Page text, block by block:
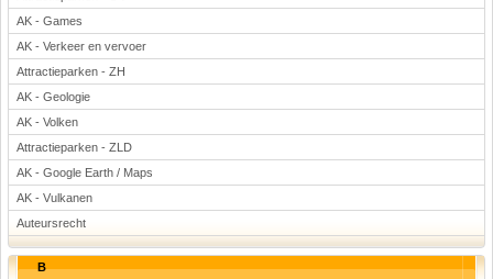
AK - Games
AK - Verkeer en vervoer
Attractieparken - ZH
AK - Geologie
AK - Volken
Attractieparken - ZLD
AK - Google Earth / Maps
AK - Vulkanen
Auteursrecht
B